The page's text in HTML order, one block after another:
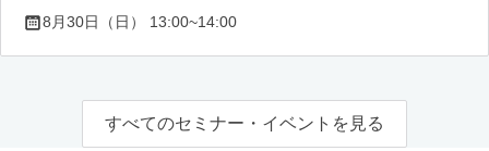
8月30日（日） 13:00~14:00
すべてのセミナー・イベントを見る